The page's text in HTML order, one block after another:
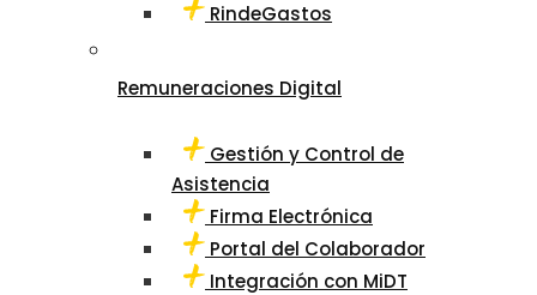
RindeGastos
Remuneraciones Digital
Gestión y Control de
Asistencia
Firma Electrónica
Portal del Colaborador
Integración con MiDT